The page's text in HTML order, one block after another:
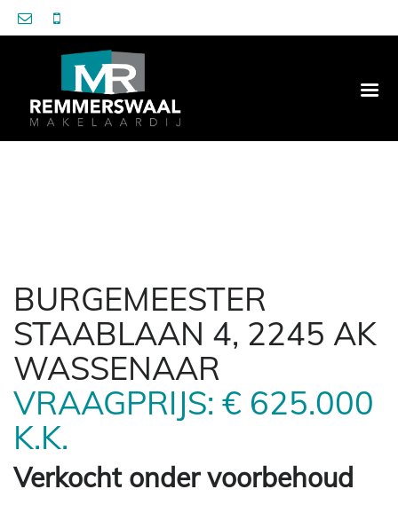
BURGEMEESTER
STAABLAAN 4, 2245 AK
WASSENAAR
VRAAGPRIJS: € 625.000
K.K.
Verkocht onder voorbehoud